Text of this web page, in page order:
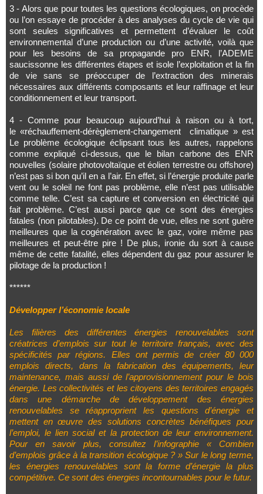
3 - Alors que pour toutes les questions écologiques, on procède
ou l’on essaye de procéder à des analyses du cycle de vie qui
sont seules significatives et permettent d’évaluer le coût
environnemental d’une production ou d’une activité, voilà que
pour les besoins de sa propagande pro ENR, l’ADEME
saucissonne les différentes étapes et isole l’exploitation et la fin
de vie sans se préoccuper de l’extraction des minerais
nécessaires aux différents composants et leur raffinage et leur
conditionnement et leur transport.
4 - Comme pour beaucoup aujourd’hui à raison ou à tort,
le «réchauffement-dérèglement-changement climatique » est
Le problème écologique éclipsant tous les autres, rappelons
comme expliqué ci-dessus, que le bilan carbone des ENR
nouvelles (solaire photovoltaïque et éolien terrestre ou offshore)
n’est pas si bon qu’il en a l’air. En effet, si l’énergie produite parle
vent ou le soleil ne font pas problème, elle n’est pas utilisable
comme telle. C’est sa capture et conversion en électricité qui
fait problème. C’est aussi parce que ce sont des énergies
fatales (non pilotables). De ce point de vue, elles ne sont guère
meilleures que la cogénération avec le gaz, voire même pas
meilleures et peut-être pire ! De plus, ironie du sort à cause
même de cette fatalité, elles dépendent du gaz pour assurer le
pilotage de la production !
******
Développer l’économie locale
Les filières des différentes énergies renouvelables sont
créatrices d’emplois sur tout le territoire français, avec des
spécificités par régions. Elles ont permis de créer 80 000
emplois directs, dans la fabrication des équipements, leur
maintenance, mais aussi de l’approvisionnement pour le bois
énergie. Les collectivités et les citoyens des territoires engagés
dans une démarche de développement des énergies
renouvelables se réapproprient les questions d’énergie et
mettent en œuvre des solutions concrètes bénéfiques pour
l’emploi, le lien social et la protection de leur environnement.
Pour en savoir plus, consultez l’infographie « Combien
d’emplois grâce à la transition écologique ? » Sur le long terme,
les énergies renouvelables sont la forme d’énergie la plus
compétitive. Ce sont des énergies incontournables pour le futur.